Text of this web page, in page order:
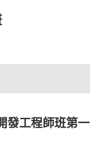
發工程師班第一